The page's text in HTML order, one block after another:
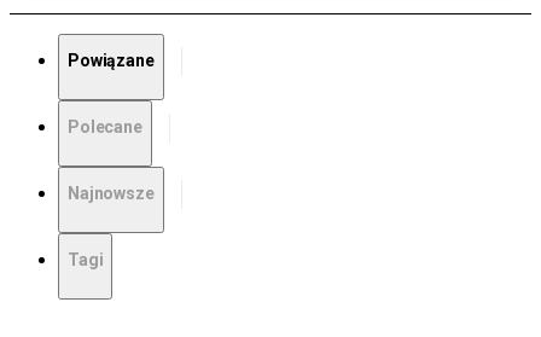
Powiązane
Polecane
Najnowsze
Tagi